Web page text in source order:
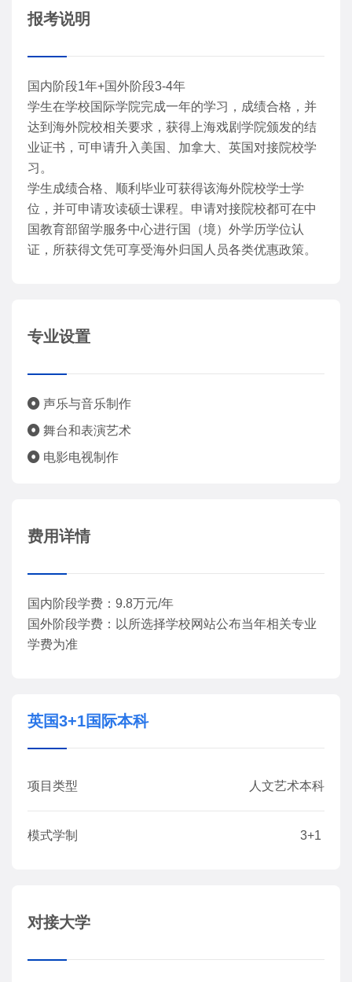
报考说明
国内阶段1年+国外阶段3-4年
学生在学校国际学院完成一年的学习，成绩合格，并
达到海外院校相关要求，获得上海戏剧学院颁发的结
业证书，可申请升入美国、加拿大、英国对接院校学
习。
学生成绩合格、顺利毕业可获得该海外院校学士学
位，并可申请攻读硕士课程。申请对接院校都可在中
国教育部留学服务中心进行国（境）外学历学位认
证，所获得文凭可享受海外归国人员各类优惠政策。
专业设置
声乐与音乐制作
舞台和表演艺术
电影电视制作
费用详情
国内阶段学费：9.8万元/年
国外阶段学费：以所选择学校网站公布当年相关专业
学费为准
英国3+1国际本科
项目类型 人文艺术本科
模式学制 3+1
对接大学